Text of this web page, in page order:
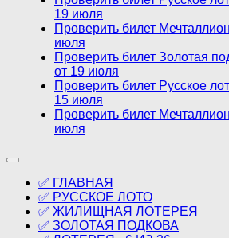
19 июля
Проверить билет
июля
Проверить билет Золотая
от 19 июля
Проверить билет Русское
15 июля
Проверить билет
июля
✅ ГЛАВНАЯ
✅ РУССКОЕ ЛОТО
✅ ЖИЛИЩНАЯ ЛОТЕРЕЯ
✅ ЗОЛОТАЯ ПОДКОВА